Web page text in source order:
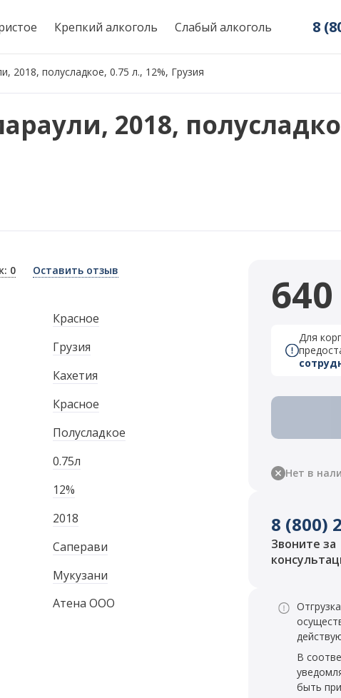
Крепкий алкоголь Слабый алкоголь 8
2018, полусладкое, 0.75 л., 12%, Грузия
2018,
0 Оставить отзыв
Красное
Грузия
Кахетия
Красное
Полусладкое
0.75л
12%
2018
Саперави
Мукузани
Атена ООО
Для
Нет в
8 (800)
Звоните за
В
быть